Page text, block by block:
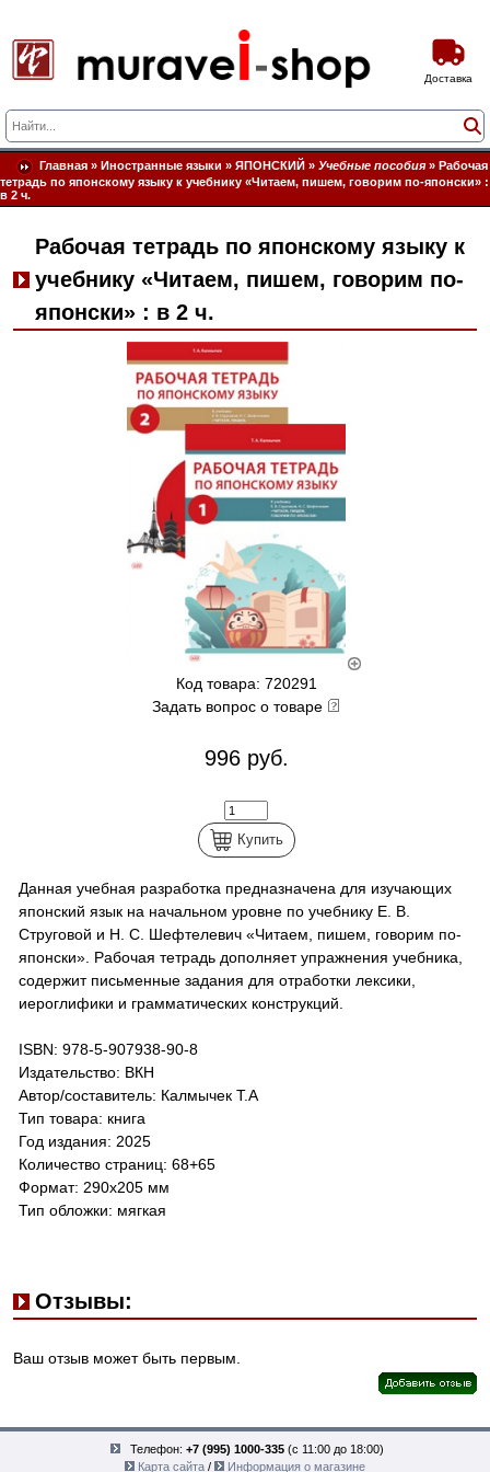
Доставка
Главная » Иностранные языки » ЯПОНСКИЙ » Учебные пособия» Рабочая
тетрадь по японскому языку к учебнику «Читаем, пишем, говорим по-японски» :
в 2 ч.
Рабочая тетрадь по японскому языку к
учебнику «Читаем, пишем, говорим по-
японски» : в 2 ч.
Код товара: 720291
Задать вопрос о товаре
996 руб.
Купить
Данная учебная разработка предназначена для изучающих
японский язык на начальном уровне по учебнику Е. В.
Струговой и Н. С. Шефтелевич «Читаем, пишем, говорим по-
японски». Рабочая тетрадь дополняет упражнения учебника,
содержит письменные задания для отработки лексики,
иероглифики и грамматических конструкций.
ISBN: 978-5-907938-90-8
Издательство: ВКН
Автор/составитель: Калмычек Т.А
Тип товара: книга
Год издания: 2025
Количество страниц: 68+65
Формат: 290х205 мм
Тип обложки: мягкая
Отзывы:
Ваш отзыв может быть первым.
Телефон: +7 (995) 1000-335 (с 11:00 до 18:00)
Карта сайта / Информация о магазине